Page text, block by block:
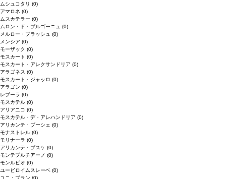
ムシュコタリ (0)
アマロネ (0)
ムスカテラー (0)
ムロン・ド・ブルゴーニュ (0)
メルロー・ブラッシュ (0)
メンシア (0)
モーザック (0)
モスカート (0)
モスカート・アレクサンドリア (0)
アラゴネス (0)
モスカート・ジャッロ (0)
アラゴン (0)
レブーラ (0)
モスカテル (0)
アリアニコ (0)
モスカテル・デ・アレハンドリア (0)
アリカンテ・ブーシェ (0)
モナストレル (0)
モリナーラ (0)
アリカンテ・ブスケ (0)
モンテプルチアーノ (0)
モンルビオ (0)
ユービロイムスレーベ (0)
ユニ・ブラン (0)